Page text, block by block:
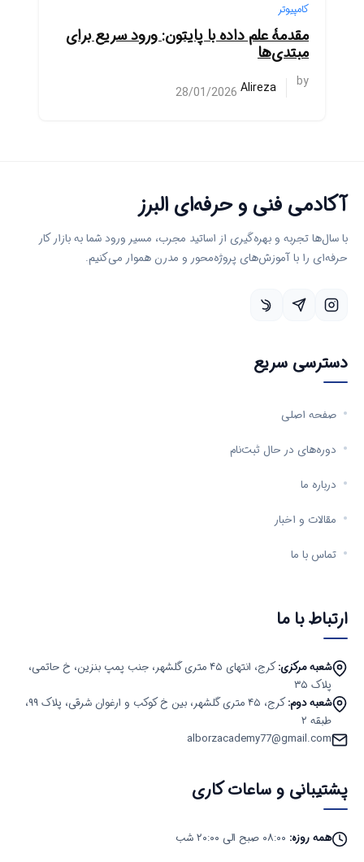
کامپیوتر
مقدمۀ علم داده با پایتون: ورود سریع برای
مبتدی‌ها
by
Alireza
28/01/2026
آکادمی فنی و حرفه‌ای البرز
با سال‌ها تجربه و بهره‌گیری از اساتید مجرب، مسیر ورود شما به بازار کار
حرفه‌ای را با آموزش‌های پروژه‌محور و مدرن هموار می‌کنیم.
دسترسی سریع
صفحه اصلی
دوره‌های در حال ثبت‌نام
درباره ما
مقالات و اخبار
تماس با ما
ارتباط با ما
شعبه مرکزی:
کرج، انتهای ۴۵ متری گلشهر، جنب پمپ بنزین، خ حاتمی،
پلاک ۳۵
شعبه دوم:
کرج، ۴۵ متری گلشهر، بین خ کوکب و ارغوان شرقی، پلاک ۹۹،
طبقه ۲
alborzacademy77@gmail.com
پشتیبانی و ساعات کاری
همه روزه: